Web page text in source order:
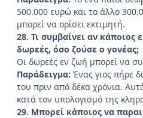
500.000 ευρώ και το άλλο
μπορεί να ορίσει εκτιμητή.
28. Τι συμβαίνει αν κάποιος
δωρεές, όσο ζούσε ο γονέας;
Οι δωρεές εν ζωή μπορεί να
Παράδειγμα: Ένας γιος πήρε
του πριν από δέκα χρόνια.
κατά τον υπολογισμό της
29. Μπορεί κάποιος να